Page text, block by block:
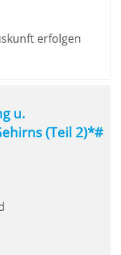
erfolgen
u.
(Teil 2)*#